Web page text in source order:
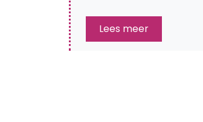
Lees meer